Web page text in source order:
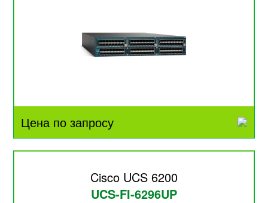
Цена по запросу
Cisco UCS 6200
UCS-FI-6296UP